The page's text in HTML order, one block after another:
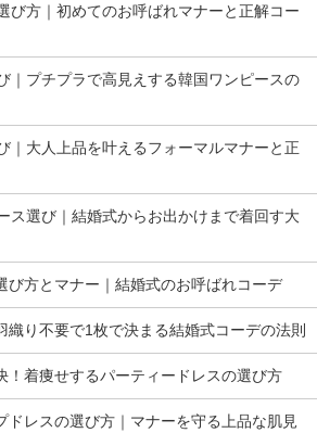
び方｜初めてのお呼ばれマナーと正解コー
｜プチプラで高見えする韓国ワンピースの
｜大人上品を叶えるフォーマルマナーと正
ス選び｜結婚式からお出かけまで着回す大
び方とマナー｜結婚式のお呼ばれコーデ
織り不要で1枚で決まる結婚式コーデの法則
！着痩せするパーティードレスの選び方
ドレスの選び方｜マナーを守る上品な肌見